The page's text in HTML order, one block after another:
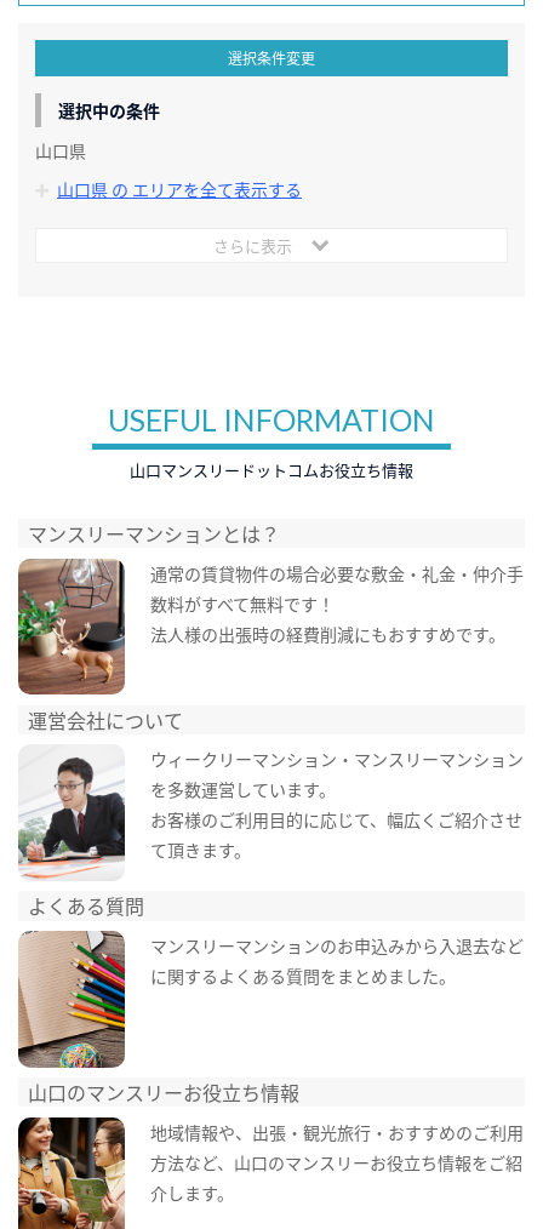
選択条件変更
選択中の条件
山口県
山口県 の エリアを全て表示する
さらに表示
USEFUL INFORMATION
山口マンスリードットコムお役立ち情報
マンスリーマンションとは？
通常の賃貸物件の場合必要な敷金・礼金・仲介手
数料がすべて無料です！
法人様の出張時の経費削減にもおすすめです。
運営会社について
ウィークリーマンション・マンスリーマンション
を多数運営しています。
お客様のご利用目的に応じて、幅広くご紹介させ
て頂きます。
よくある質問
マンスリーマンションのお申込みから入退去など
に関するよくある質問をまとめました。
山口のマンスリーお役立ち情報
地域情報や、出張・観光旅行・おすすめのご利用
方法など、山口のマンスリーお役立ち情報をご紹
介します。